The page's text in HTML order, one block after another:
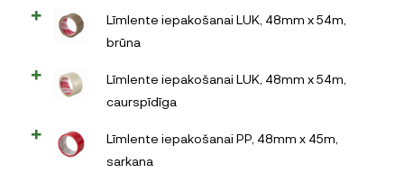
Līmlente iepakošanai LUK, 48mm x 54m,
brūna
Līmlente iepakošanai LUK, 48mm x 54m,
caurspīdīga
Līmlente iepakošanai PP, 48mm х 45m,
sarkana